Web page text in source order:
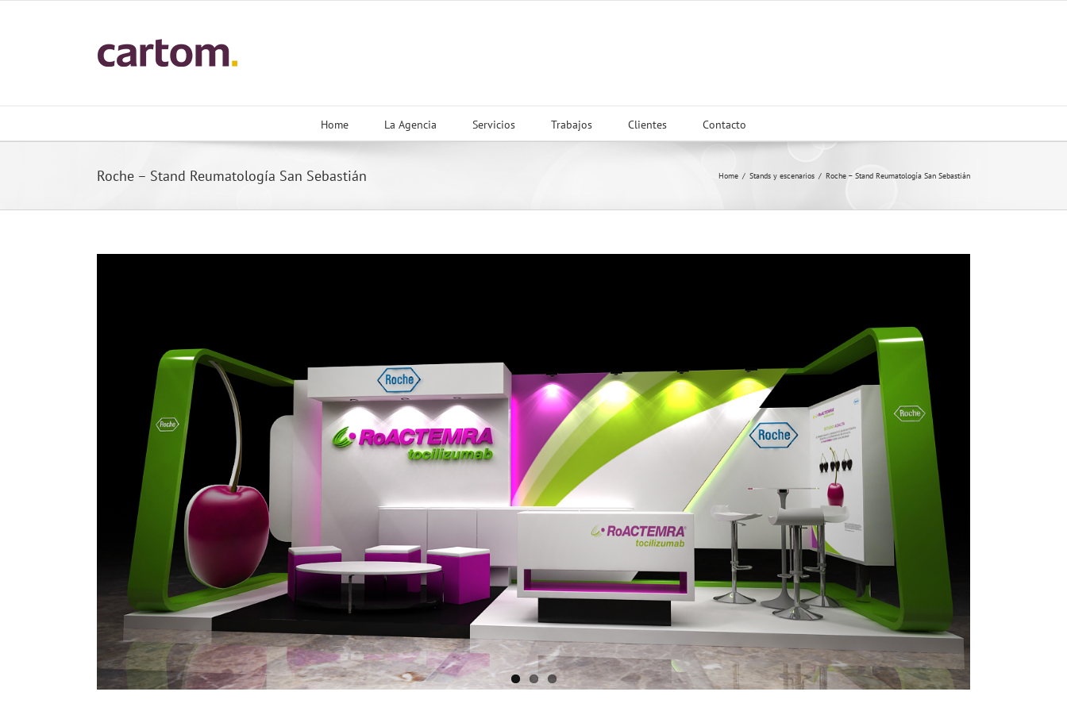
Home La Agencia Servicios Trabajos Clientes Contacto
Roche – Stand Reumatología San Sebastián Home / Stands y escenarios / Roche – Stand Reumatología San Sebastián